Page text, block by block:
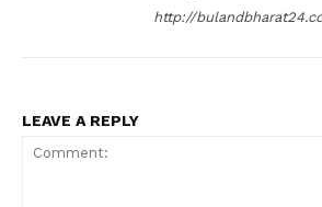
http://
LEAVE A REPLY